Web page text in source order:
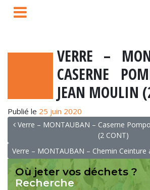
VERRE –
CASERNE
JEAN MOULIN
Publié le 25 juin 2020
NAVIGATION
Verre – MONTAUBAN – Caserne
(2 CONT)
Verre – MONTAUBAN – Chemin
Où jeter vos déchets ?
Recherche